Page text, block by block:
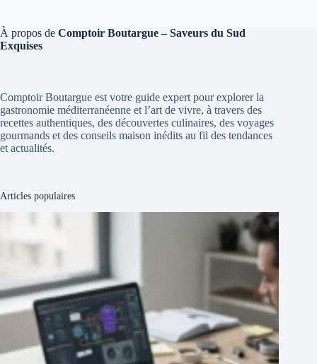
À propos de Comptoir Boutargue – Saveurs du Sud
Exquises
Comptoir Boutargue est votre guide expert pour explorer la
gastronomie méditerranéenne et l’art de vivre, à travers des
recettes authentiques, des découvertes culinaires, des voyages
gourmands et des conseils maison inédits au fil des tendances
et actualités.
Articles populaires